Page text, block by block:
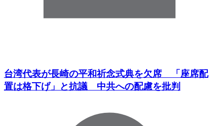
台湾代表が長崎の平和祈念式典を欠席 「座席配
置は格下げ」と抗議 中共への配慮を批判